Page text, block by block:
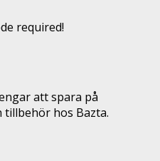
required!
att spara på
hos Bazta.